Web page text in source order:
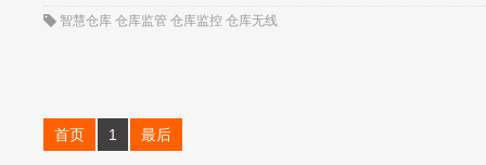
智慧仓库 仓库监管 仓库监控 仓库无线
首页 1 最后